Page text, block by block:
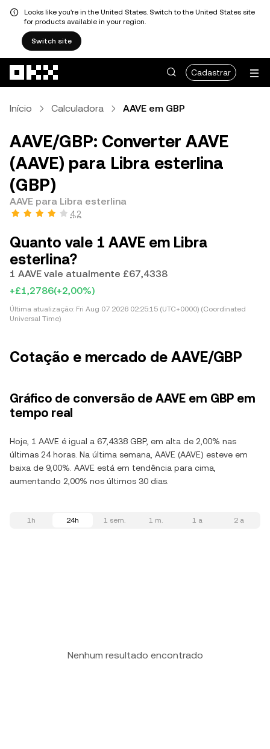
Looks like you're in the United States. Switch to the United States site
for products available in your region.
Switch site
Cadastrar
Início Calculadora AAVE em GBP
AAVE/GBP: Converter AAVE
(AAVE) para Libra esterlina
(GBP)
AAVE para Libra esterlina
4,2
Quanto vale 1 AAVE em Libra
esterlina?
1 AAVE vale atualmente £67,4338
+£1,2786(+2,00%)
Última atualização: Fri Aug 07 2026 02:25:15 (UTC+0000) (Coordinated
Universal Time)
Cotação e mercado de AAVE/GBP
Gráfico de conversão de AAVE em GBP em
tempo real
Hoje, 1 AAVE é igual a 67,4338 GBP, em alta de 2,00% nas
últimas 24 horas. Na última semana, AAVE (AAVE) esteve em
baixa de 9,00%. AAVE está em tendência para cima,
aumentando 2,00% nos últimos 30 dias.
1h 24h 1 sem. 1 m. 1 a 2 a
Nenhum resultado encontrado